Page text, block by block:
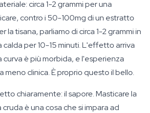
circa 1-2 grammi per una
contro i 50-100mg di un estratto
la tisana, parliamo di circa 1-2 grammi in
calda per 10-15 minuti. L'effetto arriva
è più morbida, e l'esperienza
meno clinica. È proprio questo il bello.
chiaramente: il sapore. Masticare la
è una cosa che si impara ad